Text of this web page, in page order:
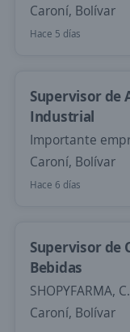
Caroní, Bolívar
Hace 5 días
Supervisor de
Industrial
Importante
Caroní, Bolívar
Hace 6 días
Supervisor de
Bebidas
SHOPYFARMA,
Caroní, Bolívar